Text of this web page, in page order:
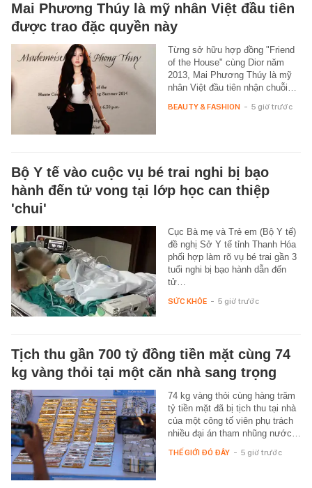
Mai Phương Thúy là mỹ nhân Việt đầu tiên
được trao đặc quyền này
Từng sở hữu hợp đồng "Friend
of the House" cùng Dior năm
2013, Mai Phương Thúy là mỹ
nhân Việt đầu tiên nhận chuỗi…
BEAUTY & FASHION - 5 giờ trước
Bộ Y tế vào cuộc vụ bé trai nghi bị bạo
hành đến tử vong tại lớp học can thiệp
'chui'
Cục Bà mẹ và Trẻ em (Bộ Y tế)
đề nghị Sở Y tế tỉnh Thanh Hóa
phối hợp làm rõ vụ bé trai gần 3
tuổi nghi bị bạo hành dẫn đến
tử…
SỨC KHỎE - 5 giờ trước
Tịch thu gần 700 tỷ đồng tiền mặt cùng 74
kg vàng thỏi tại một căn nhà sang trọng
74 kg vàng thỏi cùng hàng trăm
tỷ tiền mặt đã bị tịch thu tại nhà
của một công tố viên phụ trách
nhiều đại án tham nhũng nước…
THẾ GIỚI ĐÓ ĐÂY - 5 giờ trước